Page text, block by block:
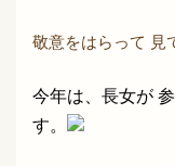
敬意をはらって 見
今年は、長女が
す。